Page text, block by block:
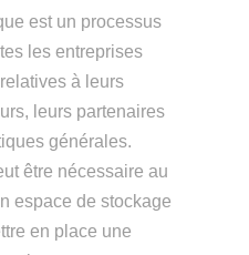
est un processus
les entreprises
à leurs
leurs partenaires
générales.
être nécessaire au
espace de stockage
en place une